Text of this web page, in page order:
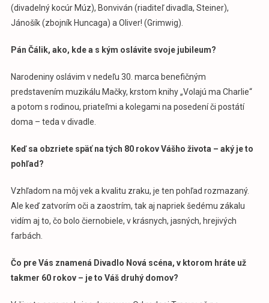
(divadelný kocúr Múz), Bonviván (riaditeľ divadla, Steiner),
Jánošík (zbojník Huncaga) a Oliver! (Grimwig).
Pán Čálik, ako, kde a s kým oslávite svoje jubileum?
Narodeniny oslávim v nedeľu 30. marca benefičným
predstavením muzikálu Mačky, krstom knihy „Volajú ma Charlie“
a potom s rodinou, priateľmi a kolegami na posedení či postátí
doma – teda v divadle.
Keď sa obzriete späť na tých 80 rokov Vášho života – aký je to
pohľad?
Vzhľadom na môj vek a kvalitu zraku, je ten pohľad rozmazaný.
Ale keď zatvorím oči a zaostrím, tak aj napriek šedému zákalu
vidím aj to, čo bolo čiernobiele, v krásnych, jasných, hrejivých
farbách.
Čo pre Vás znamená Divadlo Nová scéna, v ktorom hráte už
takmer 60 rokov – je to Váš druhý domov?